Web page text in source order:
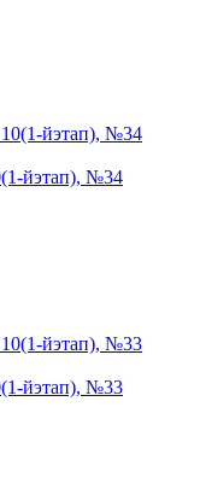
йэтап), №34
йэтап), №33